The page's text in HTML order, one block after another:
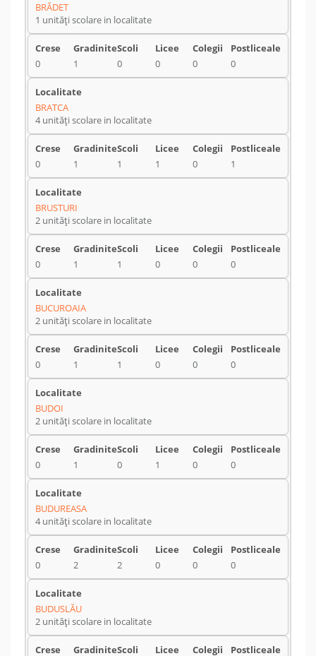
BRĂDET
1 unități scolare in localitate
0 1 0 0 0 0
BRATCA
4 unități scolare in localitate
0 1 1 1 0 1
BRUSTURI
2 unități scolare in localitate
0 1 1 0 0 0
BUCUROAIA
2 unități scolare in localitate
0 1 1 0 0 0
BUDOI
2 unități scolare in localitate
0 1 0 1 0 0
BUDUREASA
4 unități scolare in localitate
0 2 2 0 0 0
BUDUSLĂU
2 unități scolare in localitate